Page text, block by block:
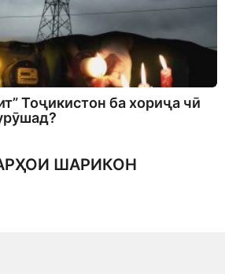
Тоҷикистон ба хориҷа чӣ
ШАРИКОН